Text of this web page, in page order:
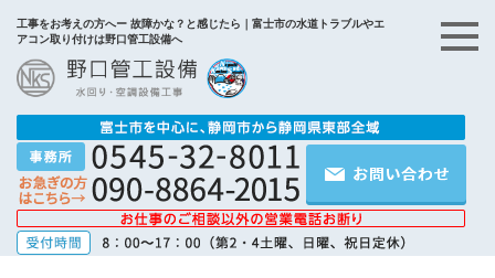
工事をお考えの方へー 故障かな？と感じたら｜富士市の水道トラブルやエ
アコン取り付けは野口管工設備へ